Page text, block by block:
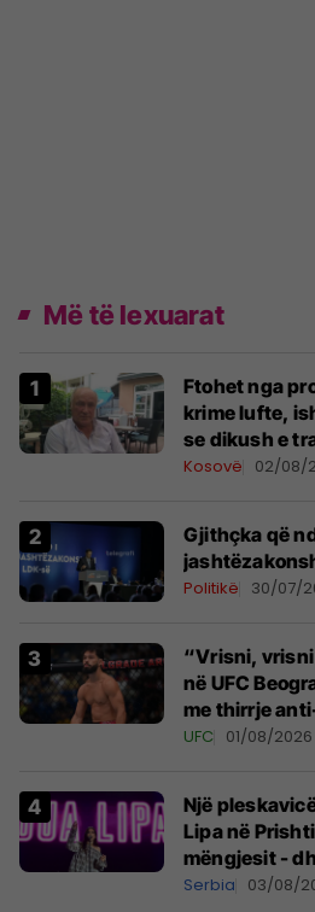
Më të lexuarat
Ftohet nga
krime lufte,
se dikush e
Kosovë 02/08/
Gjithçka që
Politikë 30/07/
“Vrisni,
në UFC
me thirrje
tribunat
UFC 01/08/2026
Një
Lipa në
mëngjesit -
shpall
Serbia 03/08/